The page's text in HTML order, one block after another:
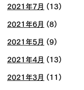
2021年7月 (13)
2021年6月 (8)
2021年5月 (9)
2021年4月 (13)
2021年3月 (11)